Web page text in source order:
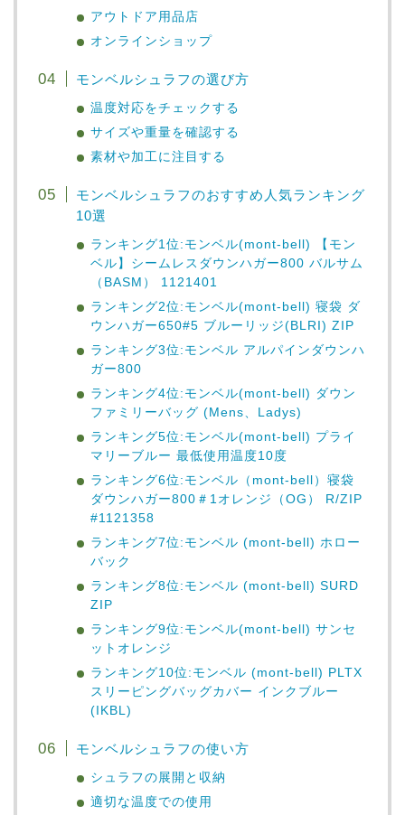
アウトドア用品店
オンラインショップ
モンベルシュラフの選び方
温度対応をチェックする
サイズや重量を確認する
素材や加工に注目する
モンベルシュラフのおすすめ人気ランキング
10選
ランキング1位:モンベル(mont-bell) 【モン
ベル】シームレスダウンハガー800 バルサム
（BASM） 1121401
ランキング2位:モンベル(mont-bell) 寝袋 ダ
ウンハガー650#5 ブルーリッジ(BLRI) ZIP
ランキング3位:モンベル アルパインダウンハ
ガー800
ランキング4位:モンベル(mont-bell) ダウン
ファミリーバッグ (Mens、Ladys)
ランキング5位:モンベル(mont-bell) プライ
マリーブルー 最低使用温度10度
ランキング6位:モンベル（mont-bell）寝袋
ダウンハガー800＃1オレンジ（OG） R/ZIP
#1121358
ランキング7位:モンベル (mont-bell) ホロー
バック
ランキング8位:モンベル (mont-bell) SURD
ZIP
ランキング9位:モンベル(mont-bell) サンセ
ットオレンジ
ランキング10位:モンベル (mont-bell) PLTX
スリーピングバッグカバー インクブルー
(IKBL)
モンベルシュラフの使い方
シュラフの展開と収納
適切な温度での使用